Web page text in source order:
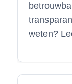
weten?